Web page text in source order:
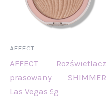
AFFECT
AFFECT Rozświetlacz
prasowany SHIMMER
Las Vegas 9g